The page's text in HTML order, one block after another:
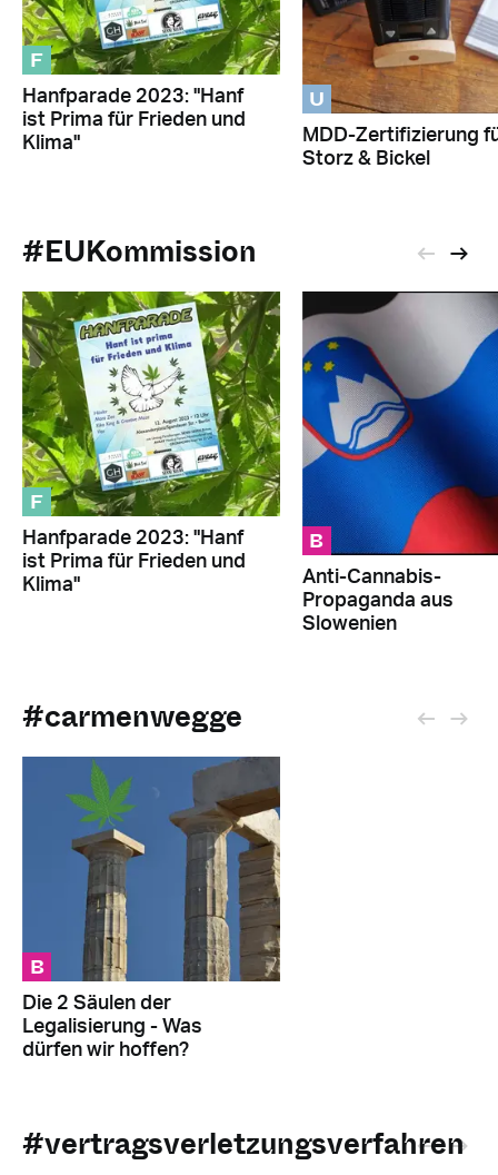
F
Hanfparade 2023: "Hanf
ist Prima für Frieden und
Klima"
U
MDD-Zertifizierung
Storz & Bickel
#EUKommission
F
Hanfparade 2023: "Hanf
ist Prima für Frieden und
Klima"
B
Anti-Cannabis-
Propaganda aus
Slowenien
#carmenwegge
B
Die 2 Säulen der
Legalisierung - Was
dürfen wir hoffen?
#vertragsverletzungsverfahren